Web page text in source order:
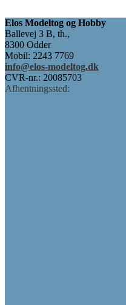
Elos Modeltog og Hobby
Ballevej 3 B, th.,
8300 Odder
Mobil: 2243 7769
info@elos-modeltog.dk
CVR-nr.: 20085703
Afhentningssted: